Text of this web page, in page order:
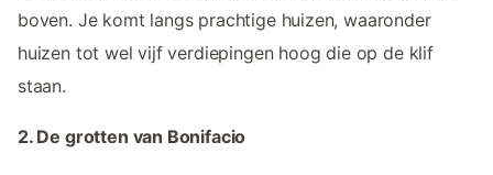
boven. Je komt langs prachtige huizen, waaronder
huizen tot wel vijf verdiepingen hoog die op de klif
staan.
2. De grotten van Bonifacio